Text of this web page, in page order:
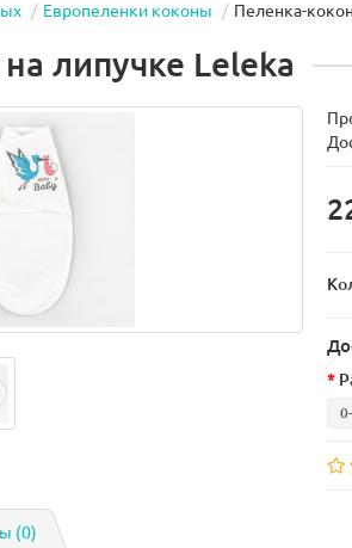
Европеленки коконы Пеленка-
липучке Leleka
(0)